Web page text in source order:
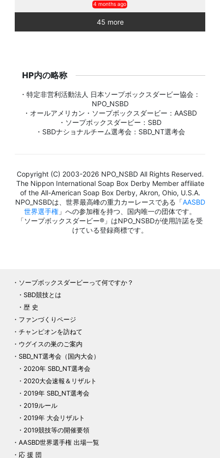
4 months ago
45 more
HP内の略称
・特定非営利活動法人 日本ソープボックスダービー協会：
NPO_NSBD
・オールアメリカン・ソープボックスダービー：AASBD
・ソープボックスダービー：SBD
・SBDナショナルチーム選考会：SBD_NT選考会
Copyright (C) 2003-2026 NPO_NSBD All Rights Reserved.
The Nippon International Soap Box Derby Member affiliate
of the All-American Soap Box Derby, Akron, Ohio, U.S.A.
NPO_NSBDは、世界最高峰の重力カーレースである「AASBD
世界選手権 」への参加権を持つ、国内唯一の団体です。
「ソープボックスダービー®」はNPO_NSBDが使用許諾を受
けている登録商標です。
ソープボックスダービーって何ですか？
SBD競技とは
歴 史
ファンづくりページ
チャンピオンを訪ねて
ウグイスの巣のご案内
SBD_NT選考会（国内大会）
2020年 SBD_NT選考会
2020大会速報＆リザルト
2019年 SBD_NT選考会
2019ルール
2019年 大会リザルト
2019競技等の開催要領
AASBD世界選手権 出場一覧
応 援 団